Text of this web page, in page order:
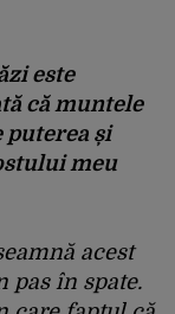
este
că muntele
puterea și
meu
acest
pas în spate.